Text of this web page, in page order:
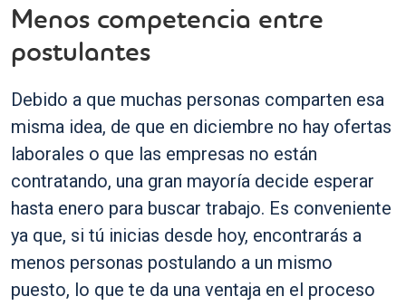
Menos competencia entre
postulantes
Debido a que muchas personas comparten esa
misma idea, de que en diciembre no hay ofertas
laborales o que las empresas no están
contratando, una gran mayoría decide esperar
hasta enero para buscar trabajo. Es conveniente
ya que, si tú inicias desde hoy, encontrarás a
menos personas postulando a un mismo
puesto, lo que te da una ventaja en el proceso